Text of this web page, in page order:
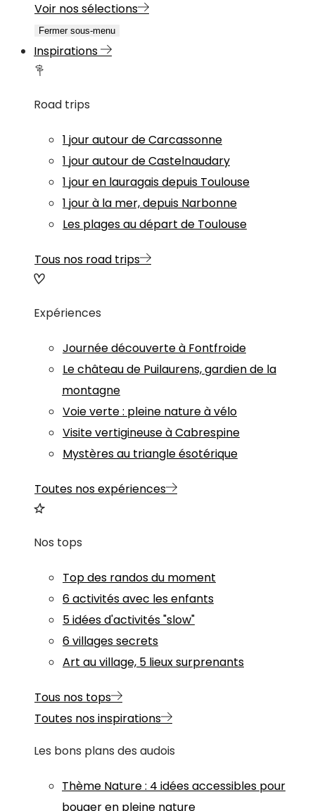
Voir nos sélections
Fermer sous-menu
Inspirations
Road trips
1 jour autour de Carcassonne
1 jour autour de Castelnaudary
1 jour en lauragais depuis Toulouse
1 jour à la mer, depuis Narbonne
Les plages au départ de Toulouse
Tous nos road trips
Expériences
Journée découverte à Fontfroide
Le château de Puilaurens, gardien de la
montagne
Voie verte : pleine nature à vélo
Visite vertigineuse à Cabrespine
Mystères au triangle ésotérique
Toutes nos expériences
Nos tops
Top des randos du moment
6 activités avec les enfants
5 idées d'activités "slow"
6 villages secrets
Art au village, 5 lieux surprenants
Tous nos tops
Toutes nos inspirations
Les bons plans des audois
Thème Nature: 4 idées accessibles pour
bouger en pleine nature